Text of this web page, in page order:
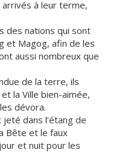
à leur terme,
des nations qui sont
et Magog, afin de les
aussi nombreux que
de la terre, ils
la Ville bien-aimée,
dévora.
dans l’étang de
Bête et le faux
et nuit pour les